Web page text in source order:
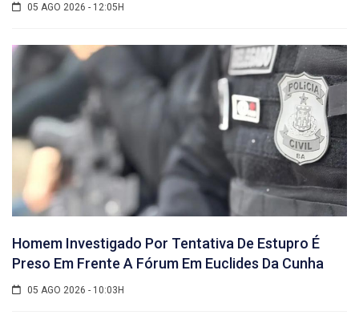
05 AGO 2026 - 12:05H
Homem Investigado Por Tentativa De Estupro É
Preso Em Frente A Fórum Em Euclides Da Cunha
05 AGO 2026 - 10:03H